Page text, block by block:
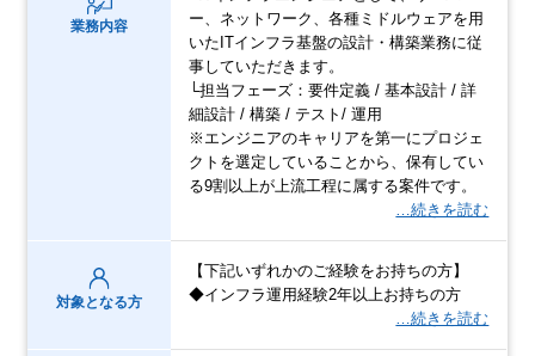
業務内容
ー、ネットワーク、各種ミドルウェアを用
いたITインフラ基盤の設計・構築業務に従
事していただきます。
└担当フェーズ：要件定義 / 基本設計 / 詳
細設計 / 構築 / テスト/ 運用
※エンジニアのキャリアを第一にプロジェ
クトを選定していることから、保有してい
る9割以上が上流工程に属する案件です。
…続きを読む
対象となる方
【下記いずれかのご経験をお持ちの方】
◆インフラ運用経験2年以上お持ちの方
…続きを読む